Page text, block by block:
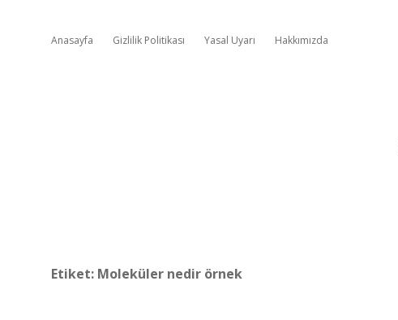
Anasayfa Gizlilik Politikası Yasal Uyarı Hakkımızda
Etiket: Moleküler nedir örnek